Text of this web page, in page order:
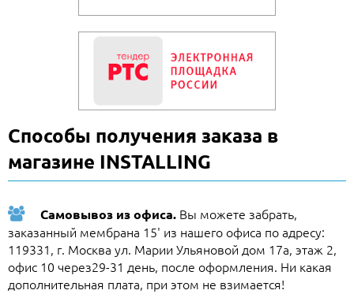
Способы получения заказа в
магазине INSTALLING
Самовывоз из офиса. Вы можете забрать,
заказанный мембрана 15' из нашего офиса по адресу:
119331, г. Москва ул. Марии Ульяновой дом 17а, этаж 2,
офис 10 через29-31 день, после оформления. Ни какая
дополнительная плата, при этом не взимается!